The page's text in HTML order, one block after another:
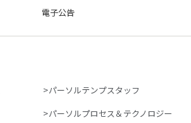
電子公告
パーソルテンプスタッフ
パーソルプロセス＆テクノロジー